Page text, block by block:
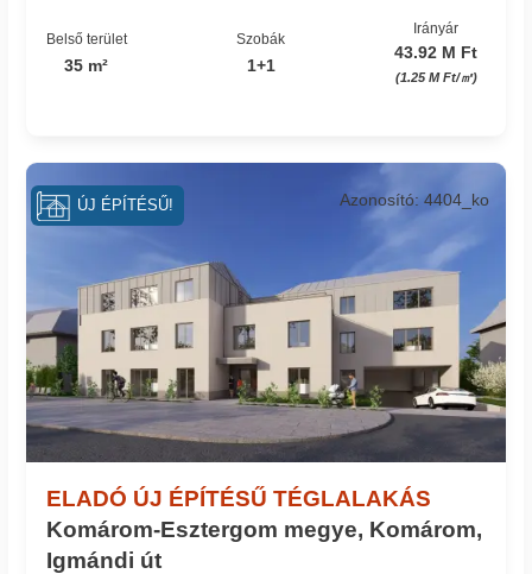
Belső terület
35 m²
Szobák
1+1
Irányár
43.92 M Ft
(1.25 M Ft/㎡)
ELADÓ ÚJ ÉPÍTÉSŰ TÉGLALAKÁS
Komárom-Esztergom megye, Komárom,
Igmándi út
Azonosító: 4404_ko
ÚJ ÉPÍTÉSŰ!